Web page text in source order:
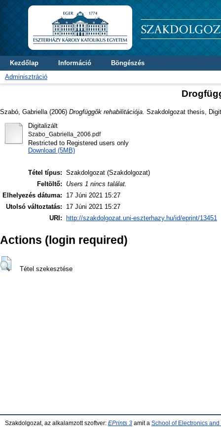
Kezdőlap Információ
Böngészés
Adminisztráció
Szabó, Gabriella (2006) Drogfüggők rehabilitációja. Szakdolgozat thesis,
Digitalizált
Szabo_Gabriella_2006.pdf
Restricted to Registered users only
Download (5MB)
Tétel típus: Szakdolgozat (Szakdolgozat)
Feltöltő:
Users 1 nincs találat.
Elhelyezés dátuma:
17 Júni 2021 15:27
Utolsó változtatás:
17 Júni 2021 15:27
URI:
http://szakdolgozat.uni-eszterhazy.hu/id/eprint/13451
Actions (login required)
Tétel szekesztése
Szakdolgozat, az alkalamzott szoftver: EPrints 3 amit a School of Electronics